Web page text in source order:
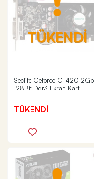
TÜKENDİ
Seclife Geforce GT420 2Gb
128Bit Ddr3 Ekran Kartı
TÜKENDİ